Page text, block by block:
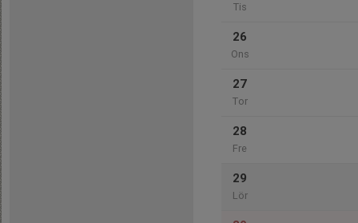
Tis
26
Ons
27
Tor
28
Fre
29
Lör